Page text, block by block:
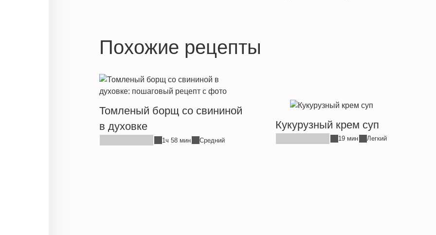
Похожие рецепты
Томленый борщ со свининой
в духовке
1ч 58 мин Средний
Кукурузный крем суп
19 мин Легкий